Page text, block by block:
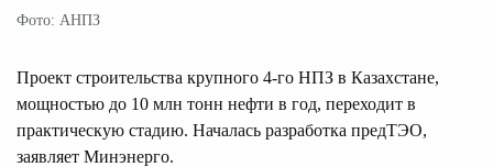
Фото: АНПЗ
Проект строительства крупного 4-го НПЗ в Казахстане,
мощностью до 10 млн тонн нефти в год, переходит в
практическую стадию. Началась разработка предТЭО,
заявляет Минэнерго.